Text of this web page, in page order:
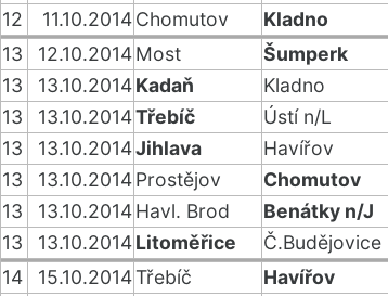
12
11.10.2014Chomutov Kladno
13
12.10.2014Most Šumperk
13
13.10.2014Kadaň Kladno
13
13.10.2014Třebíč Ústí n/L
13
13.10.2014Jihlava Havířov
13
13.10.2014Prostějov Chomutov
13
13.10.2014Havl. Brod Benátky n/J
13
13.10.2014Litoměřice Č.Budějovice
14
15.10.2014Třebíč Havířov